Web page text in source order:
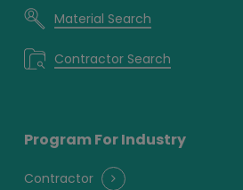
Material Search
Contractor Search
Program For Industry
Contractor